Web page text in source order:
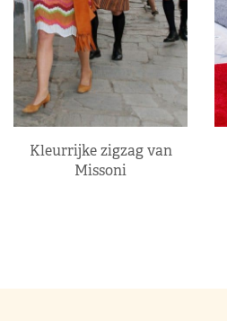
Kleurrijke zigzag van
Missoni